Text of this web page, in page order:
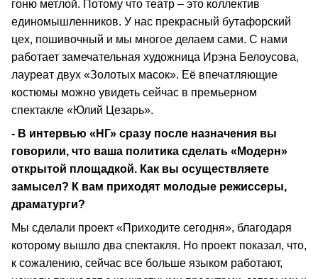
гоню метлой. Потому что театр – это коллектив
единомышленников. У нас прекрасный бутафорский
цех, пошивочный и мы многое делаем сами. С нами
работает замечательная художница Ирэна Белоусова,
лауреат двух «Золотых масок». Её впечатляющие
костюмы можно увидеть сейчас в премьерном
спектакле «Юлий Цезарь».
- В интервью «НГ» сразу после назначения вы
говорили, что ваша политика сделать «Модерн»
открытой площадкой. Как вы осуществляете
замысел? К вам приходят молодые режиссеры,
драматурги?
Мы сделали проект «Приходите сегодня», благодаря
которому вышло два спектакля. Но проект показал, что,
к сожалению, сейчас все больше языком работают,